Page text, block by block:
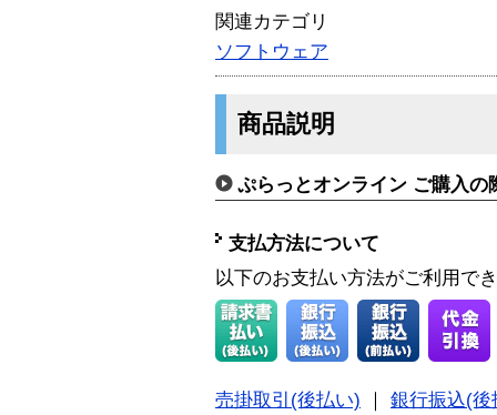
関連カテゴリ
ソフトウェア
商品説明
ぷらっとオンライン ご購入の
支払方法について
以下のお支払い方法がご利用で
売掛取引(後払い)
銀行振込(後